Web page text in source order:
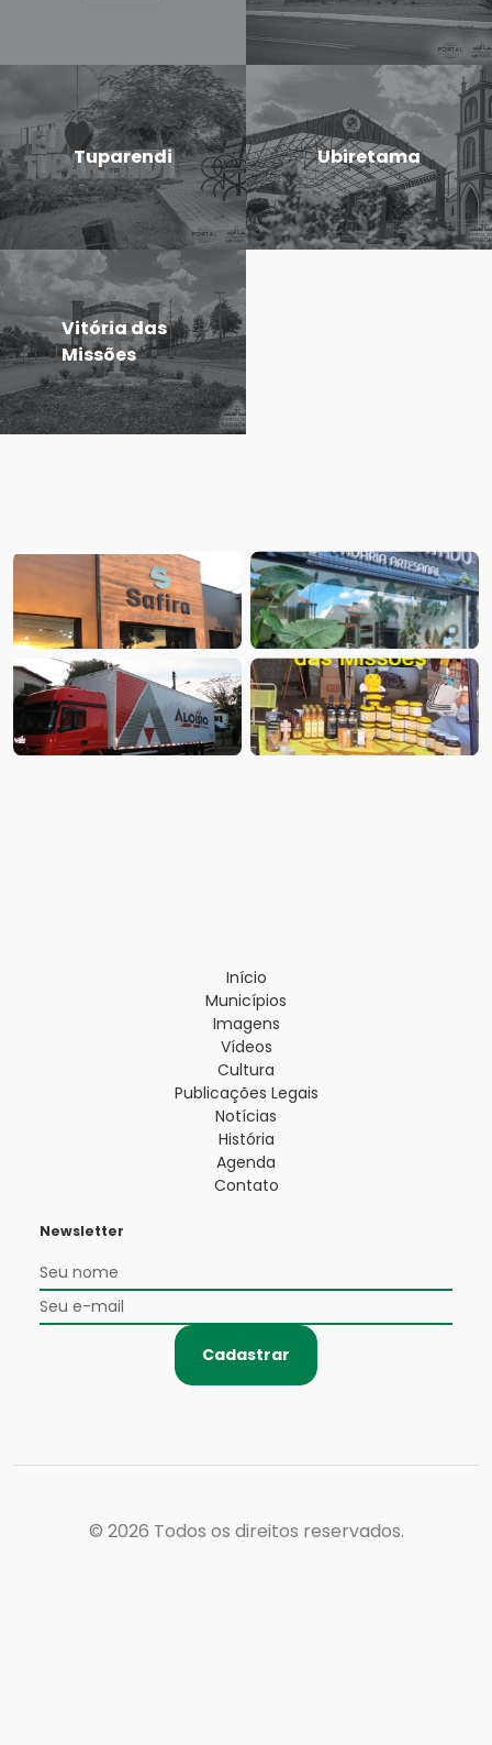
Tuparendi Ubiretama
Vitória das
Missões
Início
Municípios
Imagens
Vídeos
Cultura
Publicações Legais
Notícias
História
Agenda
Contato
Newsletter
Cadastrar
© 2026 Todos os direitos reservados.